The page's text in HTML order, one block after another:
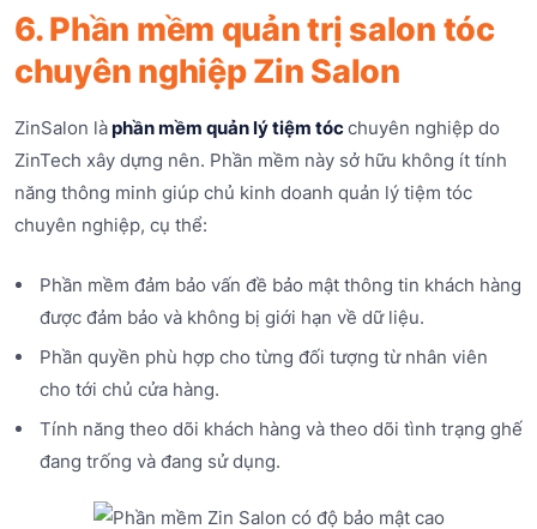
6. Phần mềm quản trị salon tóc
chuyên nghiệp Zin Salon
ZinSalon là phần mềm quản lý tiệm tócchuyên nghiệp do
ZinTech xây dựng nên. Phần mềm này sở hữu không ít tính
năng thông minh giúp chủ kinh doanh quản lý tiệm tóc
chuyên nghiệp, cụ thể:
Phần mềm đảm bảo vấn đề bảo mật thông tin khách hàng
được đảm bảo và không bị giới hạn về dữ liệu.
Phần quyền phù hợp cho từng đối tượng từ nhân viên
cho tới chủ cửa hàng.
Tính năng theo dõi khách hàng và theo dõi tình trạng ghế
đang trống và đang sử dụng.